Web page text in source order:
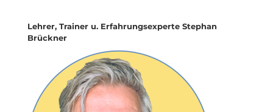
Lehrer, Trainer u. Erfahrungsexperte Stephan
Brückner